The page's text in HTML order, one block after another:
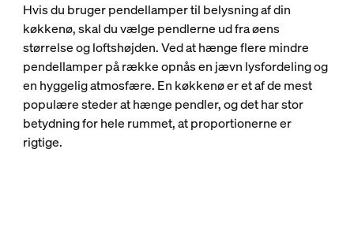
Hvis du bruger pendellamper til belysning af din
køkkenø, skal du vælge pendlerne ud fra øens
størrelse og loftshøjden. Ved at hænge flere mindre
pendellamper på række opnås en jævn lysfordeling og
en hyggelig atmosfære. En køkkenø er et af de mest
populære steder at hænge pendler, og det har stor
betydning for hele rummet, at proportionerne er
rigtige.